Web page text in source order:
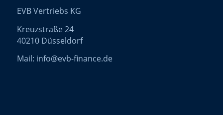
EVB Vertriebs KG
Kreuzstraße 24
40210 Düsseldorf
Mail: info@evb-finance.de